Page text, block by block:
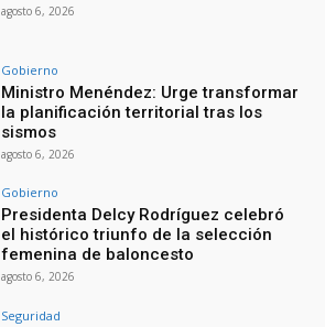
agosto 6, 2026
Gobierno
Ministro Menéndez: Urge transformar
la planificación territorial tras los
sismos
agosto 6, 2026
Gobierno
Presidenta Delcy Rodríguez celebró
el histórico triunfo de la selección
femenina de baloncesto
agosto 6, 2026
Seguridad